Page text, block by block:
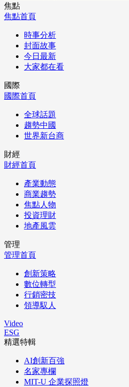
焦點
焦點首頁
時事分析
封面故事
今日最新
大家都在看
國際
國際首頁
全球話題
趨勢中國
世界新台商
財經
財經首頁
產業動態
商業趨勢
焦點人物
投資理財
地產風雲
管理
管理首頁
創新策略
數位轉型
行銷密技
領導馭人
Video
ESG
精選特輯
AI創新百強
名家專欄
MIT-U 企業探照燈